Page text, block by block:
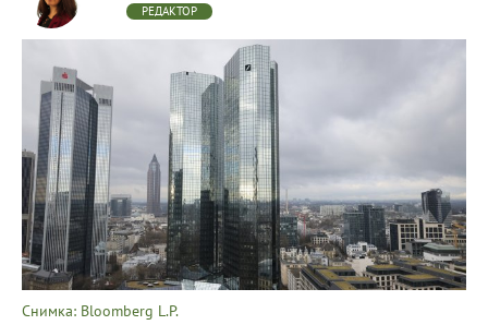
РЕДАКТОР
Снимка: Bloomberg L.P.